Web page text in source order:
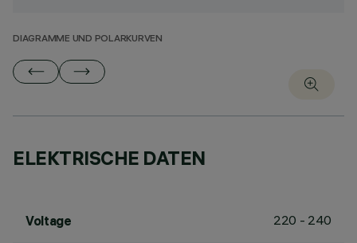
DIAGRAMME UND POLARKURVEN
ELEKTRISCHE DATEN
Voltage 220 - 240